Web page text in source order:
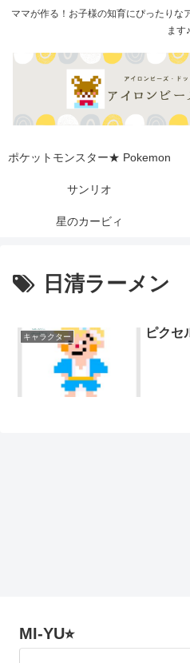
ママが作る！お子様の知育にぴったりな
ます♪
ポケットモンスター★ Pokemon
サンリオ
星のカービィ
日清ラーメン
キャラクター ピク
MI-YU⭐︎